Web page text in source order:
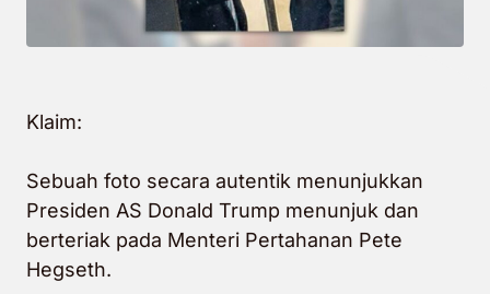
Klaim:
Sebuah foto secara autentik menunjukkan
Presiden AS Donald Trump menunjuk dan
berteriak pada Menteri Pertahanan Pete
Hegseth.